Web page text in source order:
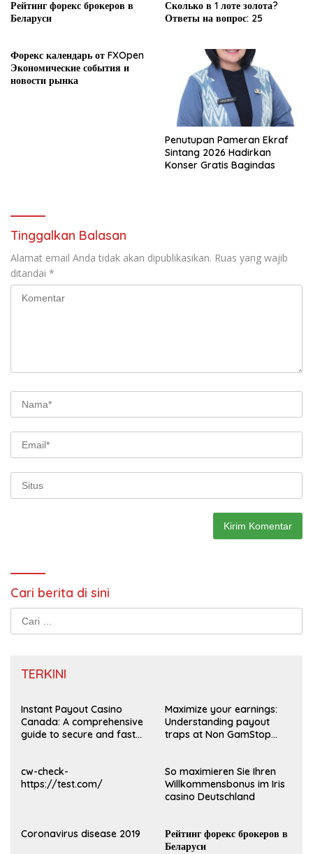
Рейтинг форекс брокеров в
Беларуси
Сколько в 1 лоте золота?
Ответы на вопрос: 25
Форекс календарь от FXOpen
Экономические события и
новости рынка
Penutupan Pameran Ekraf
Sintang 2026 Hadirkan
Konser Gratis Bagindas
Tinggalkan Balasan
Alamat email Anda tidak akan dipublikasikan. Ruas yang wajib
ditandai *
Cari berita di sini
Cari
untuk:
TERKINI
Instant Payout Casino
Canada: A comprehensive
guide to secure and fast
Maximize your earnings:
Understanding payout
traps at Non GamStop
cw-check-
https://test.com/
So maximieren Sie Ihren
Willkommensbonus im Iris
casino Deutschland
Coronavirus disease 2019
Рейтинг форекс брокеров в
Беларуси